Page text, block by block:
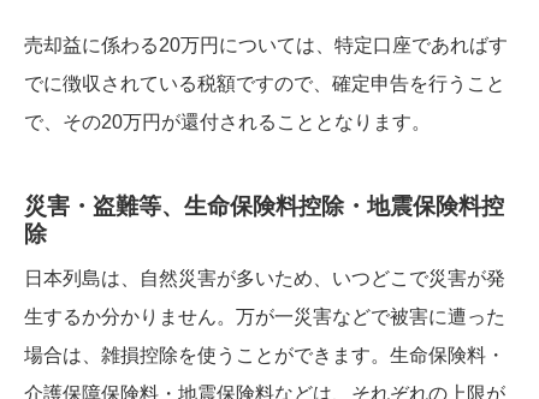
売却益に係わる20万円については、特定口座であればす
でに徴収されている税額ですので、確定申告を行うこと
で、その20万円が還付されることとなります。
災害・盗難等、生命保険料控除・地震保険料控
除
日本列島は、自然災害が多いため、いつどこで災害が発
生するか分かりません。万が一災害などで被害に遭った
場合は、雑損控除を使うことができます。生命保険料・
介護保障保険料・地震保険料などは、それぞれの上限が